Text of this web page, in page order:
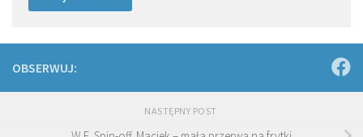
OBSERWUJ:
NASTĘPNY POST